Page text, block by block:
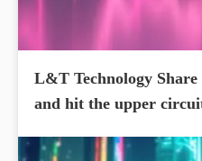
L&T Technology
and hit the upper